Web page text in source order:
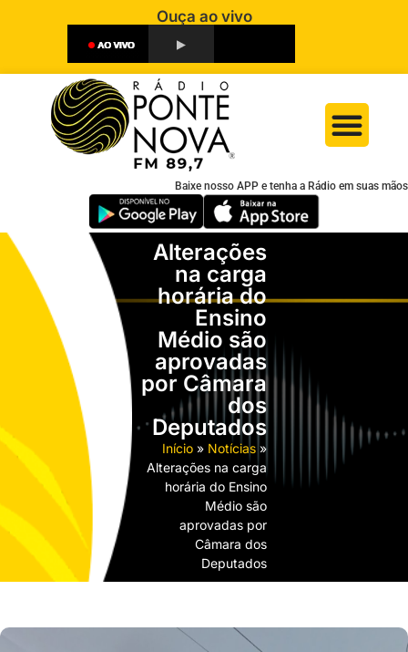
Ouça ao vivo
Baixe nosso APP e tenha a Rádio em suas mãos
Alterações
na carga
horária do
Ensino
Médio são
aprovadas
por Câmara
dos
Deputados
Início » Notícias »
Alterações na carga
horária do Ensino
Médio são
aprovadas por
Câmara dos
Deputados